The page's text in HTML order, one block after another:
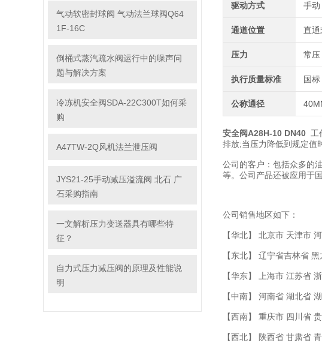
气动软密封球阀 气动法兰球阀Q64
1F-16C
倒桶式蒸汽疏水阀运行中的噪声问
题与解决方案
冷冻机安全阀SDA-22C300T如何采
购
A47TW-2Q风机法兰泄压阀
JYS21-25手动减压溢流阀 北石 广
石采购指南
一文解析压力变送器具有哪些特
征？
自力式压力减压阀的原理及性能说
明
驱动方式 手动
通道位置 直通
压力 常压
执行质量标准 国标
公称通径
安全阀A28H-10 DN40 工
排放;当压力降低到规定值
公司的客户：包括众多的
等。公司产品还被应用于
公司销售地区如下：
【华北】 北京市 天津市
【东北】 辽宁省吉林省
【华东】 上海市 江苏省
【中南】 河南省 湖北省
【西南】 重庆市 四川省
【西北】 陕西省 甘肃省